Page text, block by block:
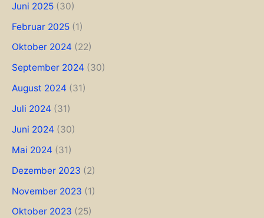
Juni 2025 (30)
Februar 2025 (1)
Oktober 2024 (22)
September 2024 (30)
August 2024 (31)
Juli 2024 (31)
Juni 2024 (30)
Mai 2024 (31)
Dezember 2023 (2)
November 2023 (1)
Oktober 2023 (25)